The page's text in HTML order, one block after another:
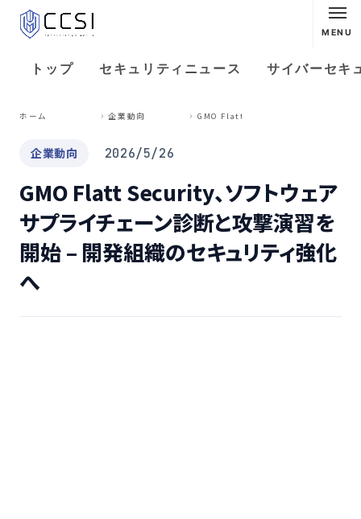
MENU
トップ セキュリティニュース サイバーセキ
ホーム 企業動向
企業動向 2026/5/26
GMO Flatt Security、ソフトウェア
サプライチェーン診断と攻撃演習を
開始 – 開発組織のセキュリティ強化
へ